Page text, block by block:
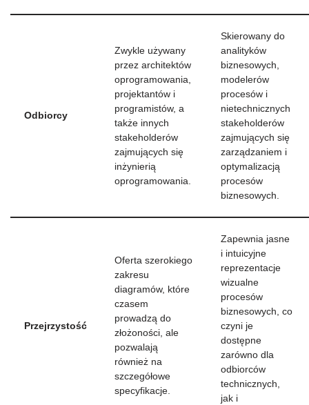
Odbiorcy
Zwykle używany
przez architektów
oprogramowania,
projektantów i
programistów, a
także innych
stakeholderów
zajmujących się
inżynierią
oprogramowania.
Skierowany do
analityków
biznesowych,
modelerów
procesów i
nietechnicznych
stakeholderów
zajmujących się
zarządzaniem i
optymalizacją
procesów
biznesowych.
Przejrzystość
Oferta szerokiego
zakresu
diagramów, które
czasem
prowadzą do
złożoności, ale
pozwalają
również na
szczegółowe
specyfikacje.
Zapewnia jasne
i intuicyjne
reprezentacje
wizualne
procesów
biznesowych, co
czyni je
dostępne
zarówno dla
odbiorców
technicznych,
jak i